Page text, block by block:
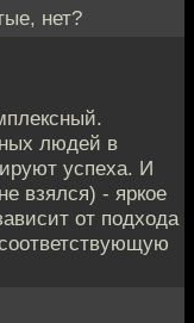
нет?
людей в
успеха. И
взялся) - яркое
от подхода